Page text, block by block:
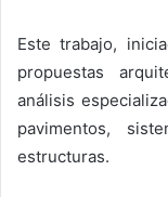
Este trabajo,
propuestas
análisis
pavimentos,
estructuras.